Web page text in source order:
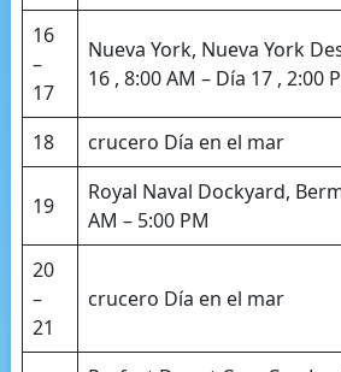
16
–
17
Nueva York, Nueva York
16 , 8:00 AM – Día 17 , 2:00
18 crucero Día en el mar
19
Royal Naval Dockyard,
AM – 5:00 PM
20
–
21
crucero Día en el mar